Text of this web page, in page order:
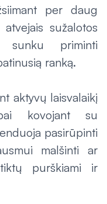
per daug
sužalotos
sunku priminti
ranką.
aktyvų laisvalaikį
kovojant su
pasirūpinti
malšinti ar
purškiami ir